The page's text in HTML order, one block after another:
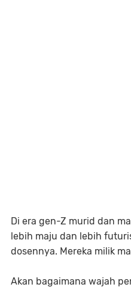
Di era gen-Z murid dan
lebih maju dan lebih
dosennya. Mereka milik
Akan bagaimana wajah